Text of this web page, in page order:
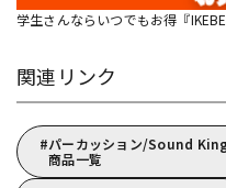
学生さんならいつでもお得『
関連リンク
パーカッション/Sound King
商品一覧